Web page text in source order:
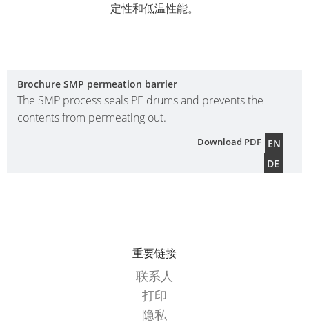
定性和低温性能。
Brochure SMP permeation barrier
The SMP process seals PE drums and prevents the
contents from permeating out.
Download PDF EN
DE
重要链接
联系人
打印
隐私